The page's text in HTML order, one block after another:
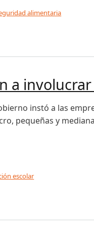
alimentaria
a
instó a las
pequeñas y
escolar